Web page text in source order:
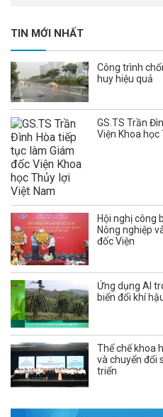
TIN MỚI NHẤT
Công trình
huy hiệu quả
GS.TS Trần
Viện Khoa học
Hội nghị công
Nông nghiệp
đốc Viện
Ứng dụng AI
biến đổi khí
Thể chế khoa
và chuyển đổi
triển